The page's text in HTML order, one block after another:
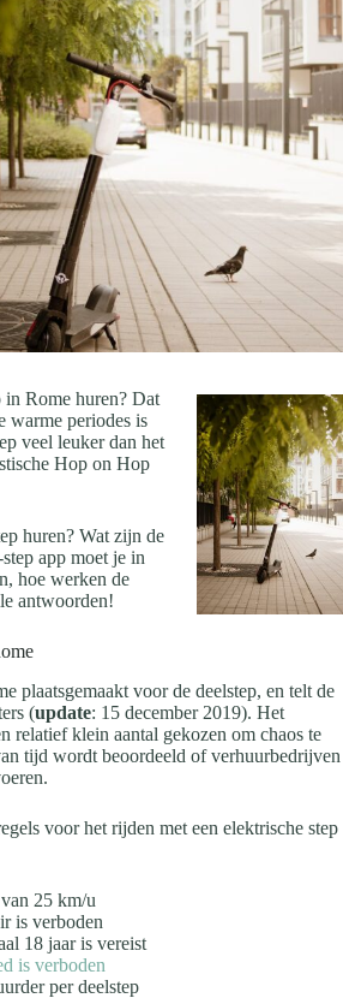
in Rome huren? Dat
warme periodes is
veel leuker dan het
Hop on Hop
huren? Wat zijn de
app moet je in
hoe werken de
antwoorden!
plaatsgemaakt voor de deelstep, en telt de
(update: 15 december 2019). Het
relatief klein aantal gekozen om chaos te
tijd wordt beoordeeld of verhuurbedrijven
voor het rijden met een elektrische step
25 km/u
is verboden
18 jaar is vereist
is verboden
per deelstep